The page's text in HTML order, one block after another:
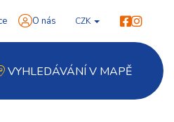
O nás CZK
VYHLEDÁVÁNÍ V MAPĚ